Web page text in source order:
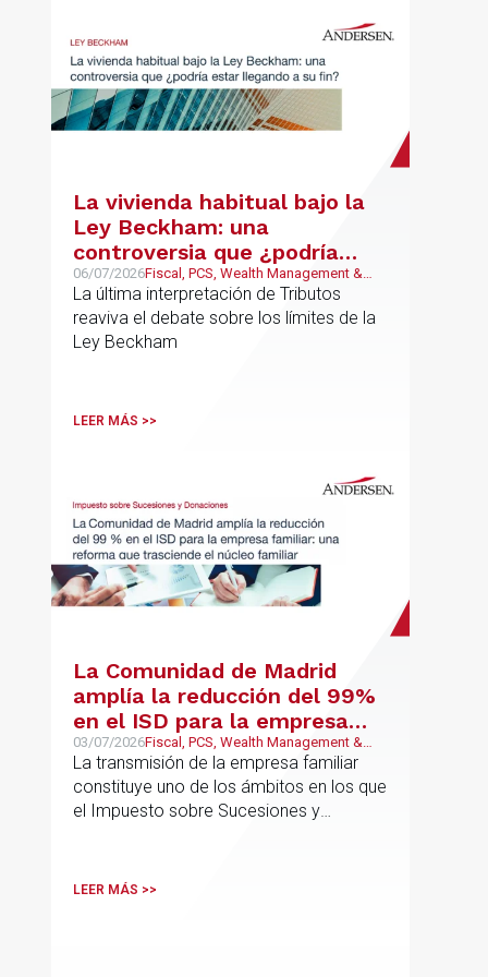
La vivienda habitual bajo la
Ley Beckham: una
controversia que ¿podría
estar llegando a su fin?
06/07/2026Fiscal, PCS, Wealth Management &
Family Business
La última interpretación de Tributos
reaviva el debate sobre los límites de la
Ley Beckham
LEER MÁS >>
La Comunidad de Madrid
amplía la reducción del 99%
en el ISD para la empresa
familiar: una reforma que
trasciende el núcleo familiar
03/07/2026Fiscal, PCS, Wealth Management &
Family Business
La transmisión de la empresa familiar
constituye uno de los ámbitos en los que
el Impuesto sobre Sucesiones y
LEER MÁS >>